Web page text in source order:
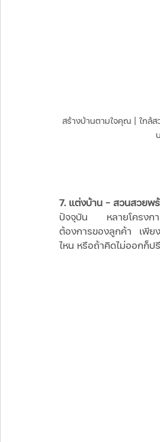
สร้างบ้านตามใจคุณ | ใกล้
7. แต่งบ้าน - สวนสวยพ
ปัจจุบัน หลายโครงกา
ต้องการของลูกค้า เพีย
ไหน หรือถ้าคิดไม่ออกก็ป